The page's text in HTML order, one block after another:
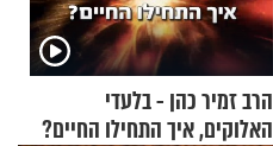
הרב זמיר כהן - בלעדי
האלוקים, איך התחילו החיים?